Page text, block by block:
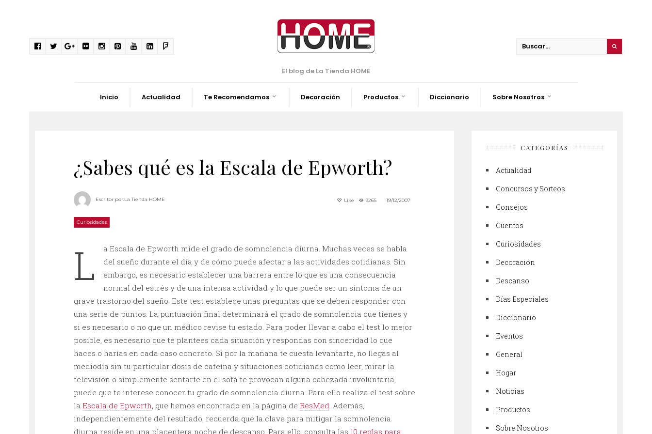
El blog de La Tienda HOME
Inicio Actualidad Te Recomendamos Decoración Productos Diccionario Sobre Nosotros
¿Sabes qué es la Escala de Epworth?
19/12/2007
Like 3265
Escritor por:La Tienda HOME
Curiosidades
L
a Escala de Epworth mide el grado de somnolencia diurna. Muchas veces se habla
del sueño durante el día y de cómo puede afectar a las actividades cotidianas. Sin
embargo, es necesario establecer una barrera entre lo que es una consecuencia
normal del estrés y de una intensa actividad y lo que puede ser un síntoma de un
grave trastorno del sueño. Este test establece unas preguntas que se deben responder con
una serie de puntos. La puntuación final determinará el grado de somnolencia que tienes y
si es necesario o no que un médico revise tu estado. Para poder llevar a cabo el test lo mejor
posible, es necesario que te plantees cada situación y respondas con sinceridad lo que
haces o harías en cada caso concreto. Si por la mañana te cuesta levantarte, no llegas al
mediodía sin tu particular dosis de cafeína y situaciones cotidianas como leer, mirar la
televisión o simplemente sentarte en el sofá te provocan alguna cabezada involuntaria,
puede que te interese conocer tu grado de somnolencia diurna. Para ello realiza el test sobre
la Escala de Epworth, que hemos encontrado en la página de ResMed. Además,
independientemente del resultado, recuerda que la clave para mitigar la somnolencia
diurna reside en una placentera noche de descanso. Para ello, consulta las 10 reglas para
CATEGORÍAS
Actualidad
Concursos y Sorteos
Consejos
Cuentos
Curiosidades
Decoración
Descanso
Días Especiales
Diccionario
Eventos
General
Hogar
Noticias
Productos
Sobre Nosotros